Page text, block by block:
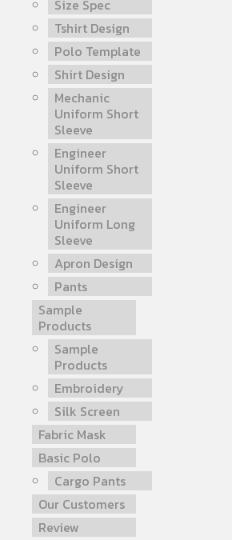
Size Spec
Tshirt Design
Polo Template
Shirt Design
Mechanic
Uniform Short
Sleeve
Engineer
Uniform Short
Sleeve
Engineer
Uniform Long
Sleeve
Apron Design
Pants
Sample
Products
Sample
Products
Embroidery
Silk Screen
Fabric Mask
Basic Polo
Cargo Pants
Our Customers
Review